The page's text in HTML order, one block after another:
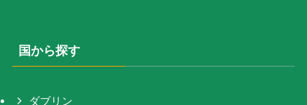
国から探す
ダブリン